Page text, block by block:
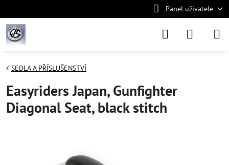
Panel uživatele
SEDLA A PŘÍSLUŠENSTVÍ
Easyriders Japan, Gunfighter
Diagonal Seat, black stitch